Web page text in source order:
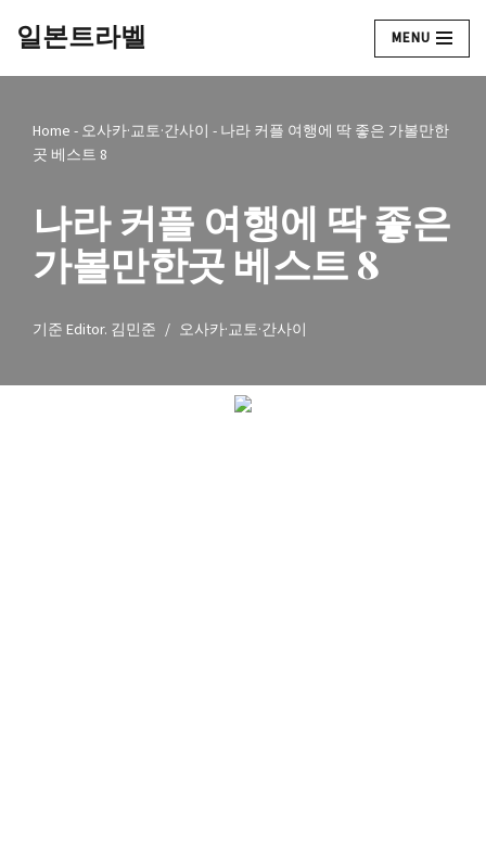
일본트라벨 MENU
Home - 오사카·교토·간사이 - 나라 커플 여행에 딱 좋은 가볼만한
곳 베스트 8
나라 커플 여행에 딱 좋은
가볼만한곳 베스트 8
기준Editor. 김민준 오사카·교토·간사이